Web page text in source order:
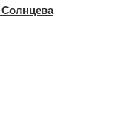
Солнцева